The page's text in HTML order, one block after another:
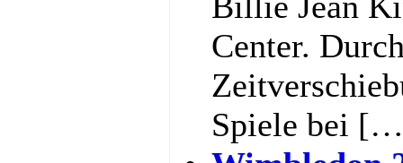
Center.
Spiele bei